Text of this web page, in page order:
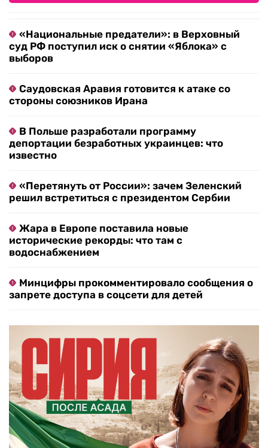
«Национальные предатели»: в Верховный
суд РФ поступил иск о снятии «Яблока» с
выборов
Саудовская Аравия готовится к атаке со
стороны союзников Ирана
В Польше разработали программу
депортации безработных украинцев: что
известно
«Перетянуть от России»: зачем Зеленский
решил встретиться с президентом Сербии
Жара в Европе поставила новые
исторические рекорды: что там с
водоснабжением
Минцифры прокомментировало сообщения о
запрете доступа в соцсети для детей